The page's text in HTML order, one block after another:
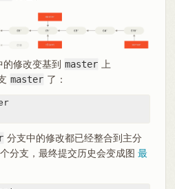
的修改变基到 master 上
master 了：
分支中的修改都已经整合到主分
分支，最终提交历史会变成图 最